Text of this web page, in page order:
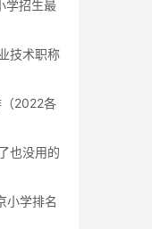
学招生最
技术职称
2022各
也没用的
小学排名